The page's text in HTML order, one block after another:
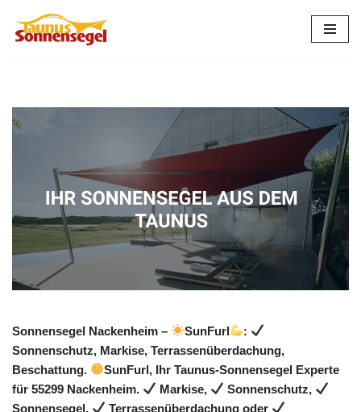
Zum
Sonnensegel Nackenheim – SunFurl
:
Sonnenschutz, Markise, Terrassenüberdachung,
Beschattung.
SunFurl, Ihr Taunus-Sonnensegel Experte
für 55299 Nackenheim.
Markise,
Sonnenschutz,
Sonnensegel,
Terrassenüberdachung oder